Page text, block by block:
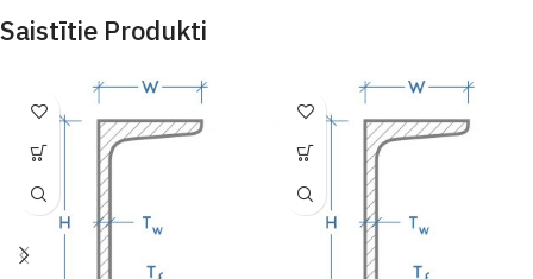
Saistītie Produkti